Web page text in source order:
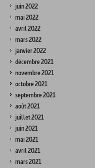
juin 2022
mai 2022
avril 2022
mars 2022
janvier 2022
décembre 2021
novembre 2021
octobre 2021
septembre 2021
août 2021
juillet 2021
juin 2021
mai 2021
avril 2021
mars 2021